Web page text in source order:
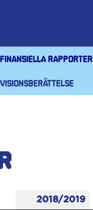
Finansiella rapporter
2018/2019